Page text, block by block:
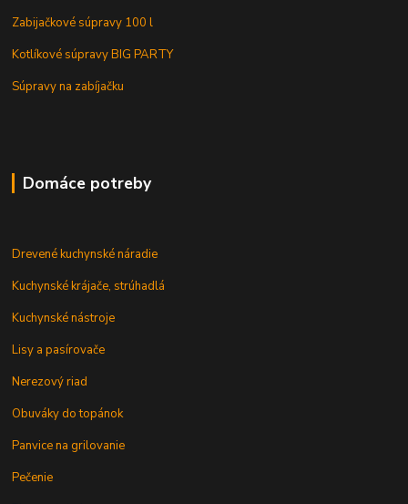
Zabijačkové súpravy 100 l
Kotlíkové súpravy BIG PARTY
Súpravy na zabíjačku
Domáce potreby
Drevené kuchynské náradie
Kuchynské krájače, strúhadlá
Kuchynské nástroje
Lisy a pasírovače
Nerezový riad
Obuváky do topánok
Panvice na grilovanie
Pečenie